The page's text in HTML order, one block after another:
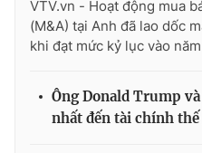
THỜI BÁO VTV
VTV.vn - Hoạt động mua
(M&A) tại Anh đã lao dốc
khi đạt mức kỷ lục vào
Ông Donald Trump
nhất đến tài chính thế